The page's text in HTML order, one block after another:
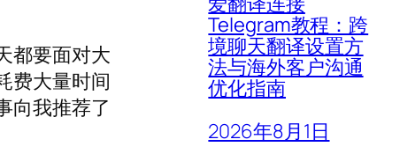
都要面对大
费大量时间
向我推荐了
Telegram教程：跨
境聊天翻译设置方
法与海外客户沟通
优化指南
2026年8月1日